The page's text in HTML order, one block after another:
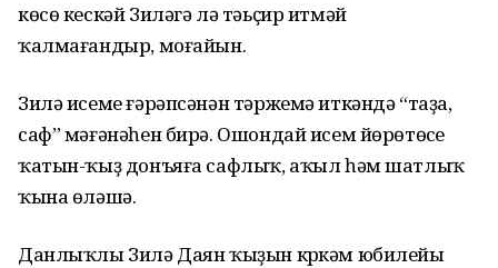
көсө кескәй Зиләгә лә тәьҫир итмәй
ҡалмағандыр, моғайын.
Зилә исеме ғәрәпсәнән тәржемә иткәндә “таҙа,
саф” мәғәнәһен бирә. Ошондай исем йөрөтөүсе
ҡатын-ҡыҙ донъяға сафлыҡ, аҡыл һәм шатлыҡ
ҡына өләшә.
Данлыҡлы Зилә Даян ҡыҙын күркәм юбилейы